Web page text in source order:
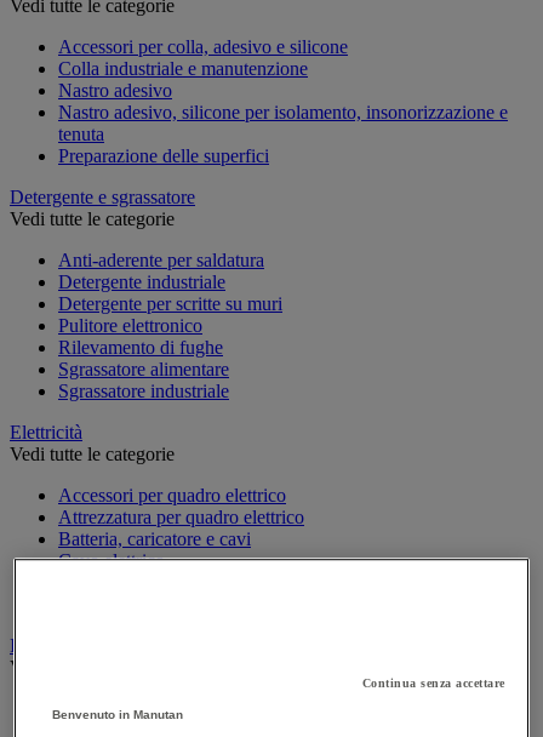
Vedi tutte le categorie
Accessori per colla, adesivo e silicone
Colla industriale e manutenzione
Nastro adesivo
Nastro adesivo, silicone per isolamento, insonorizzazione e
tenuta
Preparazione delle superfici
Detergente e sgrassatore
Vedi tutte le categorie
Anti-aderente per saldatura
Detergente industriale
Detergente per scritte su muri
Pulitore elettronico
Rilevamento di fughe
Sgrassatore alimentare
Sgrassatore industriale
Elettricità
Vedi tutte le categorie
Accessori per quadro elettrico
Attrezzatura per quadro elettrico
Batteria, caricatore e cavi
Cavo elettrico
Illuminazione
Vedi tutte le categorie
Illuminazione interna ed esterna
Continua senza accettare
Benvenuto in Manutan